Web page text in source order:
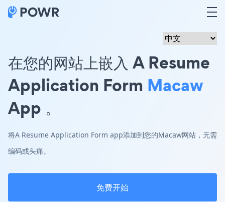
在您的网站上嵌入 A Resume
Application Form Macaw
App 。
将A Resume Application Form app添加到您的Macaw网站，无需
编码或头痛。
免费开始